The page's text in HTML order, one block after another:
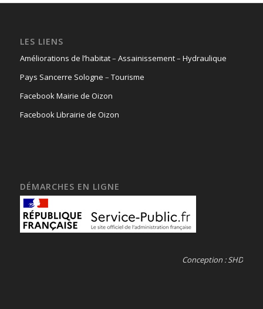
LES LIENS
Améliorations de l’habitat– Assainissement– Hydraulique
Pays Sancerre Sologne – Tourisme
Facebook Mairie de Oizon
Facebook Librairie de Oizon
DÉMARCHES EN LIGNE
Conception : SHD